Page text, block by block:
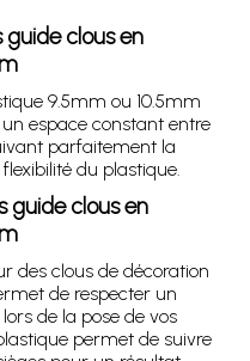
guide clous en
9.5mm ou 10.5mm
espace constant entre
parfaitement la
du plastique.
guide clous en
des clous de décoration
de respecter un
de la pose de vos
permet de suivre